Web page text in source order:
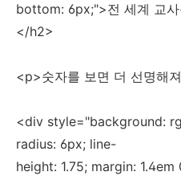
bottom: 6px;">전 세계 교
</h2>
<p>숫자를 보면 더 선명해
<div style="background:
radius: 6px; line-
height: 1.75; margin: